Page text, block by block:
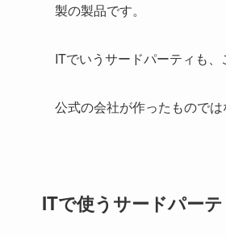
製の製品です。
ITでいうサードパーティも、
公式の会社が作ったもので
ITで使うサードパー